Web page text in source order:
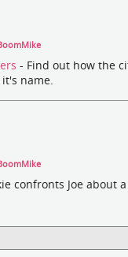
- Find out how the
name.
confronts Joe about